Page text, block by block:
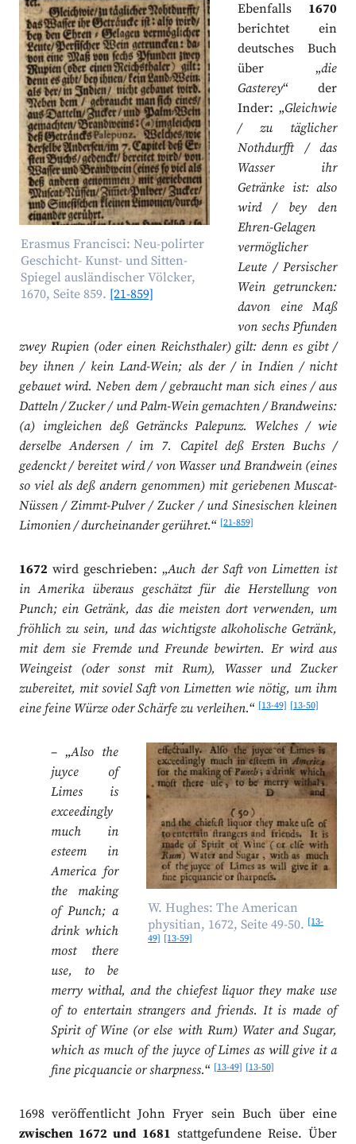
Erasmus Francisci: Neu-polirter
Geschicht- Kunst- und Sitten-
Spiegel ausländischer Völcker,
1670, Seite 859. [21-859]
Ebenfalls 1670
berichtet ein
deutsches Buch
über „die
Gasterey“ der
Inder: „Gleichwie
/ zu täglicher
Nothdurfft / das
Wasser ihr
Getränke ist: also
wird / bey den
Ehren-Gelagen
vermöglicher
Leute / Persischer
Wein getruncken:
davon eine Maß
von sechs Pfunden
zwey Rupien (oder einen Reichsthaler) gilt: denn es gibt /
bey ihnen / kein Land-Wein; als der / in Indien / nicht
gebauet wird. Neben dem / gebraucht man sich eines / aus
Datteln / Zucker / und Palm-Wein gemachten / Brandweins:
(a) imgleichen deß Geträncks Palepunz. Welches / wie
derselbe Andersen / im 7. Capitel deß Ersten Buchs /
gedenckt / bereitet wird / von Wasser und Brandwein (eines
so viel als deß andern genommen) mit geriebenen Muscat-
Nüssen / Zimmt-Pulver / Zucker / und Sinesischen kleinen
Limonien / durcheinander gerühret.“[21-859]
1672 wird geschrieben: „Auch der Saft von Limetten ist
in Amerika überaus geschätzt für die Herstellung von
Punch; ein Getränk, das die meisten dort verwenden, um
fröhlich zu sein, und das wichtigste alkoholische Getränk,
mit dem sie Fremde und Freunde bewirten. Er wird aus
Weingeist (oder sonst mit Rum), Wasser und Zucker
zubereitet, mit soviel Saft von Limetten wie nötig, um ihm
eine feine Würze oder Schärfe zu verleihen.“[13-49] [13-50]
W. Hughes: The American
physitian, 1672, Seite 49-50. [13-
49] [13-59]
– „Also the
juyce of
Limes is
exceedingly
much in
esteem in
America for
the making
of Punch; a
drink which
most there
use, to be
merry withal, and the chiefest liquor they make use
of to entertain strangers and friends. It is made of
Spirit of Wine (or else with Rum) Water and Sugar,
which as much of the juyce of Limes as will give it a
fine picquancie or sharpness.“[13-49] [13-50]
1698 veröffentlicht John Fryer sein Buch über eine
zwischen 1672 und 1681 stattgefundene Reise. Über